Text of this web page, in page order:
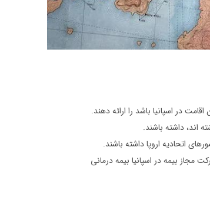
در اسپانیا باشد را ارائه دهند.
اند، داشته باشند.
اتحادیه اروپا داشته باشند.
بیمه در اسپانیا بیمه درمانی